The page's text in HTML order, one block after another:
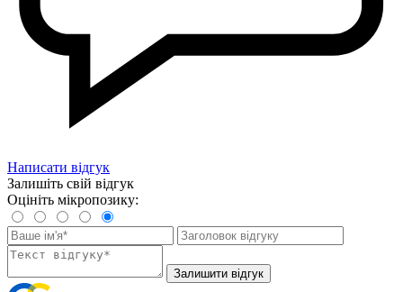
Написати відгук
Залишіть свій відгук
Оцініть мікропозику:
Залишити відгук